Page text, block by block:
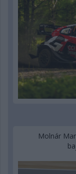
Molnár